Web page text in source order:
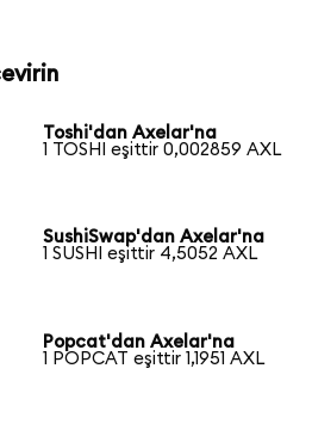
Toshi'dan Axelar'na
1 TOSHI eşittir 0,002859 AXL
SushiSwap'dan Axelar'na
1 SUSHI eşittir 4,5052 AXL
Popcat'dan Axelar'na
1 POPCAT eşittir 1,1951 AXL